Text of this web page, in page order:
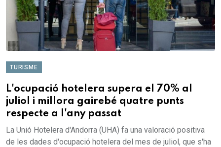
TURISME
L'ocupació hotelera supera el 70% al
juliol i millora gairebé quatre punts
respecte a l'any passat
La Unió Hotelera d'Andorra (UHA) fa una valoració positiva
de les dades d'ocupació hotelera del mes de juliol, que s'ha